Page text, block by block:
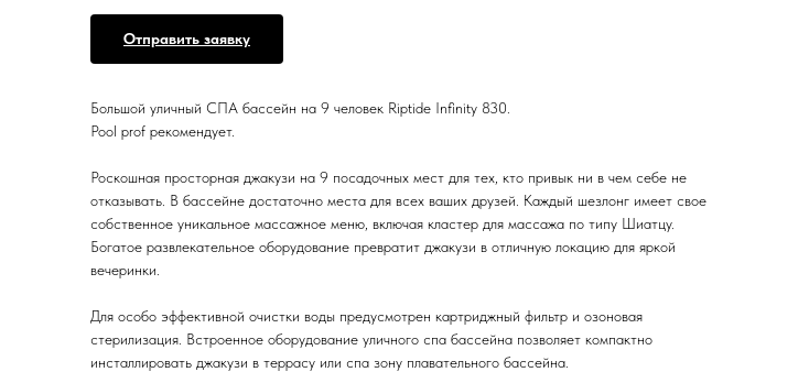
Отправить заявку
Большой уличный СПА бассейн на 9 человек Riptide Infinity 830.
Pool prof рекомендует.
Роскошная просторная джакузи на 9 посадочных мест для тех, кто привык ни в чем себе не
отказывать. В бассейне достаточно места для всех ваших друзей. Каждый шезлонг имеет свое
собственное уникальное массажное меню, включая кластер для массажа по типу Шиатцу.
Богатое развлекательное оборудование превратит джакузи в отличную локацию для яркой
вечеринки.
Для особо эффективной очистки воды предусмотрен картриджный фильтр и озоновая
стерилизация. Встроенное оборудование уличного спа бассейна позволяет компактно
инсталлировать джакузи в террасу или спа зону плавательного бассейна.